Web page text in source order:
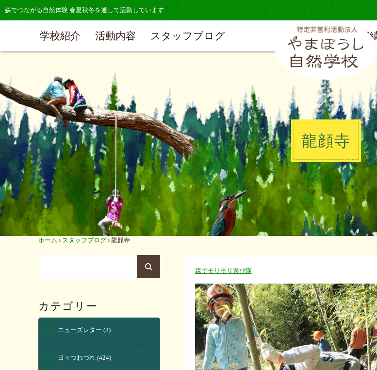
森でつながる自然体験 春夏秋冬を通して活動しています
学校紹介 活動内容 スタッフブログ 実
龍顔寺
ホーム › スタッフブログ › 龍顔寺
森でモリモリ遊び隊
カテゴリー
ニューズレター (3)
日々つれづれ (424)